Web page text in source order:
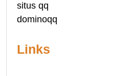
situs qq
dominoqq
Links